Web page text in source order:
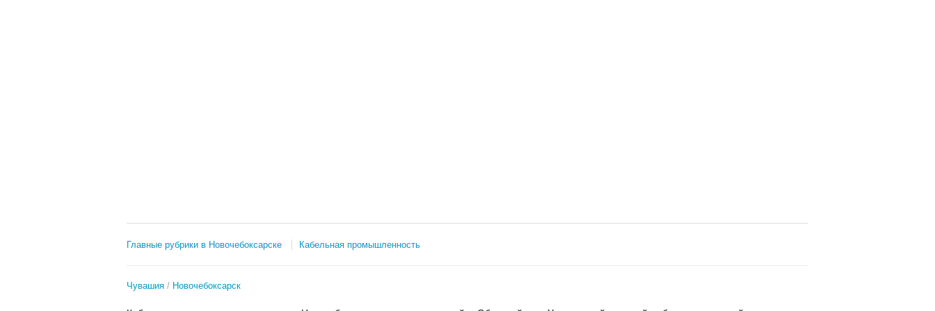
Главные рубрики в Новочебоксарске Кабельная промышленность
Чувашия Новочебоксарск